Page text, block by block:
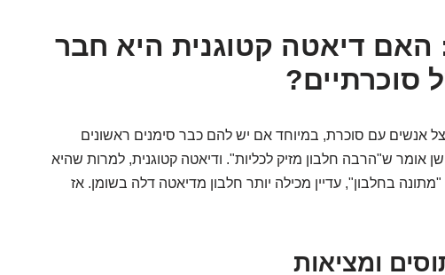
האם דיאטה קטוגנית היא חבר
סוכרתיים?
אנשים עם סוכרת, במיוחד אם יש להם כבר סימנים ראשונים
אומר ש"הרבה חלבון מזיק לכליות". ודיאטה קטוגנית, למרות שהיא
בחלבון", עדיין מכילה יותר חלבון מדיאטה דלה בשומן. אז
ומציאות